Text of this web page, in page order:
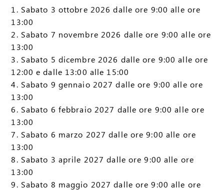
1. Sabato 3 ottobre 2026 dalle ore 9:00 alle ore
13:00
2. Sabato 7 novembre 2026 dalle ore 9:00 alle ore
13:00
3. Sabato 5 dicembre 2026 dalle ore 9:00 alle ore
12:00 e dalle 13:00 alle 15:00
4. Sabato 9 gennaio 2027 dalle ore 9:00 alle ore
13:00
6. Sabato 6 febbraio 2027 dalle ore 9:00 alle ore
13:00
7. Sabato 6 marzo 2027 dalle ore 9:00 alle ore
13:00
8. Sabato 3 aprile 2027 dalle ore 9:00 alle ore
13:00
9. Sabato 8 maggio 2027 dalle ore 9:00 alle ore